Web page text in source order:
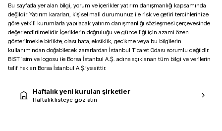
Bu sayfada yer alan bilgi, yorum ve içerikler yatırım danışmanlığı kapsamında
değildir. Yatırım kararları, kişisel mali durumunuz ile risk ve getiri tercihlerinize
göre yetkili kurumlarla yapılacak yatırım danışmanlığı sözleşmesi çerçevesinde
değerlendirilmelidir. İçeriklerin doğruluğu ve güncelliği için azami özen
gösterilmekle birlikte, olası hata, eksiklik, gecikme veya bu bilgilerin
kullanımından doğabilecek zararlardan İstanbul Ticaret Odası sorumlu değildir.
BIST isim ve logosu ile Borsa İstanbul A.Ş. adına açıklanan tüm bilgi ve verilerin
telif hakları Borsa İstanbul A.Ş.’ye aittir.
Haftalık yeni kurulan şirketler
Haftalık listeye göz atın